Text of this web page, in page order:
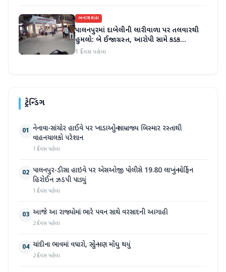
બનાસકાંઠા
પાલનપુરમાં દાબેલીની લારીવાળા પર તલવારથી
હુમલો: બે ઈજાગ્રસ્ત, આરોપી સામે કડક
કાર્યવાહીની માંગ
1 દિવસ પહેલા
ટ્રેન્ડિંગ
01 નેનાવા-સાંચોર હાઈવે પર ખાડાઓનું સામ્રાજ્ય બિસ્માર રસ્તાથી
વાહનચાલકો પરેશાન
1 દિવસ પહેલા
02 પાલનપુર-ડીસા હાઇવે પર એસઓજી પોલીસે 19.80 લાખનું મોર્ફિન
હિરોઈન ઝડપી પાડ્યું
1 દિવસ પહેલા
03 આજે આ રાજ્યોમાં ભારે પવન સાથે વરસાદની આગાહી
2 દિવસ પહેલા
04 ચાંદીના ભાવમાં વધારો, સોનું પણ મોંઘુ થયું
2 દિવસ પહેલા